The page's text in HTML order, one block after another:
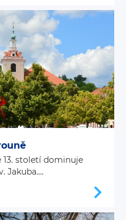
13. století dominuje
Jakuba....